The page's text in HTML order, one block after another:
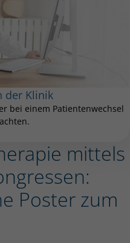
der Klinik
bei einem Patientenwechsel
mittels
Poster zum